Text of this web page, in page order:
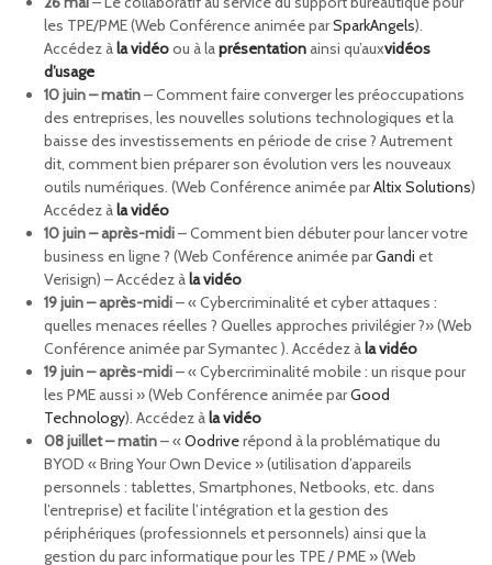
les TPE/PME (Web Conférence animée parSparkAngels).
Accédez àla vidéoou à laprésentationainsi qu’auxvidéos
d’usage
10 juin – matin– Comment faire converger les préoccupations
des entreprises, les nouvelles solutions technologiques et la
baisse des investissements en période de crise ? Autrement
dit, comment bien préparer son évolution vers les nouveaux
outils numériques. (Web Conférence animée parAltix Solutions)
Accédez àla vidéo
10 juin – après-midi– Comment bien débuter pour lancer votre
business en ligne ? (Web Conférence animée parGandi et
Verisign) – Accédez àla vidéo
19 juin – après-midi– « Cybercriminalité et cyber attaques :
quelles menaces réelles ? Quelles approches privilégier ?» (Web
Conférence animée par Symantec ). Accédez àla vidéo
19 juin – après-midi– « Cybercriminalité mobile : un risque pour
les PME aussi » (Web Conférence animée parGood
Technology). Accédez àla vidéo
08 juillet – matin– «Oodriverépond à la problématique du
BYOD « Bring Your Own Device » (utilisation d’appareils
personnels : tablettes, Smartphones, Netbooks, etc. dans
l’entreprise) et facilite l’intégration et la gestion des
périphériques (professionnels et personnels) ainsi que la
gestion du parc informatique pour les TPE / PME » (Web